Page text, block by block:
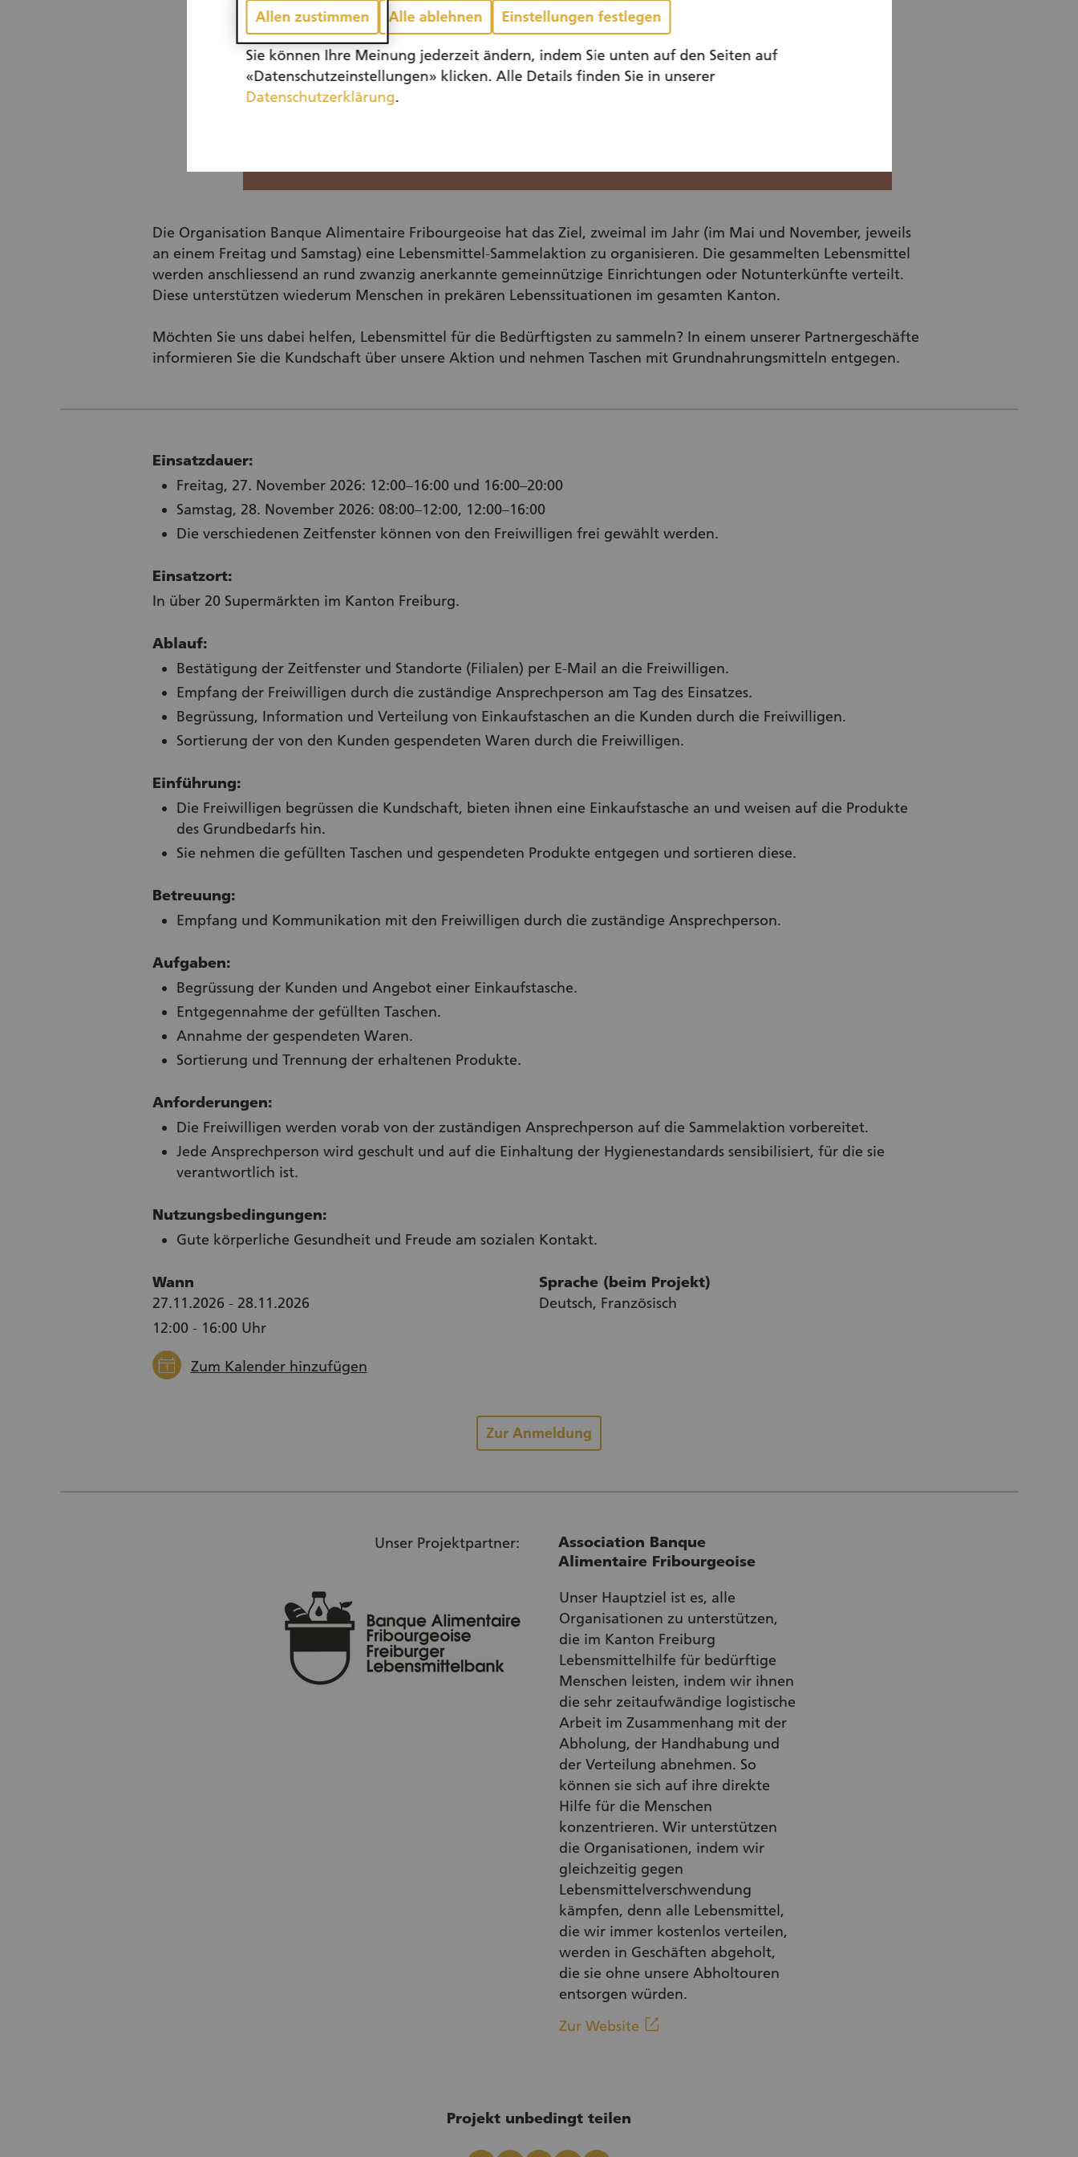
Die Organisation Banque Alimentaire Fribourgeoise hat das Ziel, zweimal im Jahr (im Mai und November, jeweils
an einem Freitag und Samstag) eine Lebensmittel-Sammelaktion zu organisieren. Die gesammelten Lebensmittel
werden anschliessend an rund zwanzig anerkannte gemeinnützige Einrichtungen oder Notunterkünfte verteilt.
Diese unterstützen wiederum Menschen in prekären Lebenssituationen im gesamten Kanton.
Möchten Sie uns dabei helfen, Lebensmittel für die Bedürftigsten zu sammeln? In einem unserer Partnergeschäfte
informieren Sie die Kundschaft über unsere Aktion und nehmen Taschen mit Grundnahrungsmitteln entgegen.
Einsatzdauer:
Freitag, 27. November 2026: 12:00–16:00 und 16:00–20:00
Samstag, 28. November 2026: 08:00–12:00, 12:00–16:00
Die verschiedenen Zeitfenster können von den Freiwilligen frei gewählt werden.
Einsatzort:
In über 20 Supermärkten im Kanton Freiburg.
Ablauf:
Bestätigung der Zeitfenster und Standorte (Filialen) per E-Mail an die Freiwilligen.
Empfang der Freiwilligen durch die zuständige Ansprechperson am Tag des Einsatzes.
Begrüssung, Information und Verteilung von Einkaufstaschen an die Kunden durch die Freiwilligen.
Sortierung der von den Kunden gespendeten Waren durch die Freiwilligen.
Einführung:
Die Freiwilligen begrüssen die Kundschaft, bieten ihnen eine Einkaufstasche an und weisen auf die Produkte
des Grundbedarfs hin.
Sie nehmen die gefüllten Taschen und gespendeten Produkte entgegen und sortieren diese.
Betreuung:
Empfang und Kommunikation mit den Freiwilligen durch die zuständige Ansprechperson.
Aufgaben:
Begrüssung der Kunden und Angebot einer Einkaufstasche.
Entgegennahme der gefüllten Taschen.
Annahme der gespendeten Waren.
Sortierung und Trennung der erhaltenen Produkte.
Anforderungen:
Die Freiwilligen werden vorab von der zuständigen Ansprechperson auf die Sammelaktion vorbereitet.
Jede Ansprechperson wird geschult und auf die Einhaltung der Hygienestandards sensibilisiert, für die sie
verantwortlich ist.
Nutzungsbedingungen:
Gute körperliche Gesundheit und Freude am sozialen Kontakt.
Wann
27.11.2026 - 28.11.2026
12:00 - 16:00 Uhr
calendar Zum Kalender hinzufügen
Sprache (beim Projekt)
Deutsch, Französisch
Zur Anmeldung
Unser Projektpartner:
Association Banque
Alimentaire Fribourgeoise
Unser Hauptziel ist es, alle
Organisationen zu unterstützen,
die im Kanton Freiburg
Lebensmittelhilfe für bedürftige
Menschen leisten, indem wir ihnen
die sehr zeitaufwändige logistische
Arbeit im Zusammenhang mit der
Abholung, der Handhabung und
der Verteilung abnehmen. So
können sie sich auf ihre direkte
Hilfe für die Menschen
konzentrieren. Wir unterstützen
die Organisationen, indem wir
gleichzeitig gegen
Lebensmittelverschwendung
kämpfen, denn alle Lebensmittel,
die wir immer kostenlos verteilen,
werden in Geschäften abgeholt,
die sie ohne unsere Abholtouren
entsorgen würden.
Zur Website linkout
Projekt unbedingt teilen
Allen zustimmen Alle ablehnen Einstellungen festlegen
Sie können Ihre Meinung jederzeit ändern, indem Sie unten auf den Seiten auf
«Datenschutzeinstellungen» klicken. Alle Details finden Sie in unserer
Datenschutzerklärung.